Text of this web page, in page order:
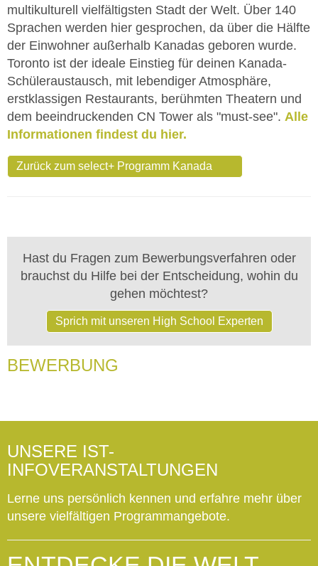
multikulturell vielfältigsten Stadt der Welt. Über 140
Sprachen werden hier gesprochen, da über die Hälfte
der Einwohner außerhalb Kanadas geboren wurde.
Toronto ist der ideale Einstieg für deinen Kanada-
Schüleraustausch, mit lebendiger Atmosphäre,
erstklassigen Restaurants, berühmten Theatern und
dem beeindruckenden CN Tower als "must-see". Alle
Informationen findest du hier.
Zurück zum select+ Programm Kanada
Hast du Fragen zum Bewerbungsverfahren oder
brauchst du Hilfe bei der Entscheidung, wohin du
gehen möchtest?
Sprich mit unseren High School Experten
BEWERBUNG
UNSERE IST-
INFOVERANSTALTUNGEN
Lerne uns persönlich kennen und erfahre mehr über
unsere vielfältigen Programmangebote.